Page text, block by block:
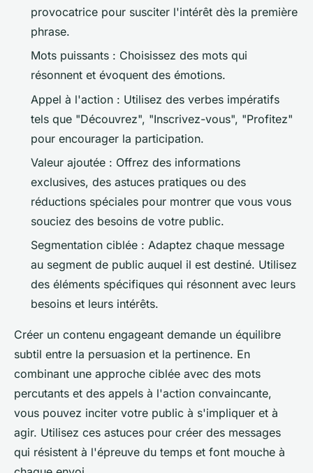
provocatrice pour susciter l'intérêt dès la première
phrase.
Mots puissants : Choisissez des mots qui
résonnent et évoquent des émotions.
Appel à l'action : Utilisez des verbes impératifs
tels que "Découvrez", "Inscrivez-vous", "Profitez"
pour encourager la participation.
Valeur ajoutée : Offrez des informations
exclusives, des astuces pratiques ou des
réductions spéciales pour montrer que vous vous
souciez des besoins de votre public.
Segmentation ciblée : Adaptez chaque message
au segment de public auquel il est destiné. Utilisez
des éléments spécifiques qui résonnent avec leurs
besoins et leurs intérêts.
Créer un contenu engageant demande un équilibre
subtil entre la persuasion et la pertinence. En
combinant une approche ciblée avec des mots
percutants et des appels à l'action convaincante,
vous pouvez inciter votre public à s'impliquer et à
agir. Utilisez ces astuces pour créer des messages
qui résistent à l'épreuve du temps et font mouche à